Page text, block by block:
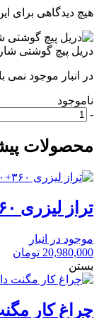
هیچ دیدگاهی برای
دریل پیچ گوشتی شارژی
در انبار موجود نمی
ناموجود
دریل
شارژی
عدد
-
محصولات
تراز لیزری ۳۶۰+۱۲۰+۱۲۰ درجه RH-9504
موجود در انبار
20,980,000 تومان
بستن